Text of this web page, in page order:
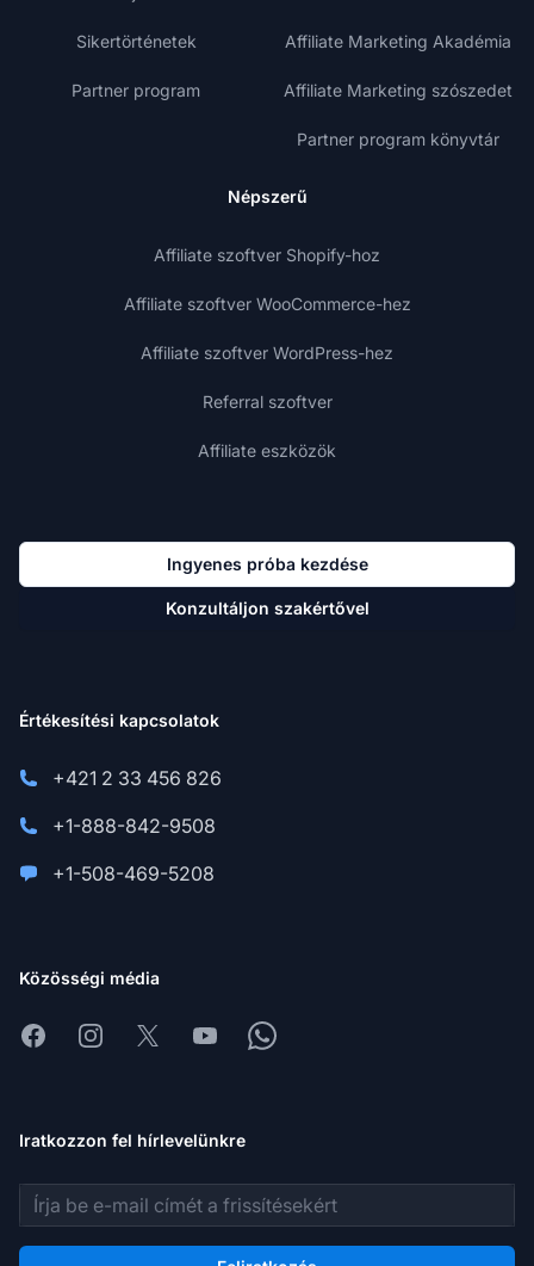
Sikertörténetek
Partner program
Affiliate Marketing Akadémia
Affiliate Marketing szószedet
Partner program könyvtár
Népszerű
Affiliate szoftver Shopify-hoz
Affiliate szoftver WooCommerce-hez
Affiliate szoftver WordPress-hez
Referral szoftver
Affiliate eszközök
Ingyenes próba kezdése
Konzultáljon szakértővel
Értékesítési kapcsolatok
+421 2 33 456 826
+1-888-842-9508
+1-508-469-5208
Közösségi média
FacebookInstagram
X YoutubeWhatsapp
Iratkozzon fel hírlevelünkre
E-mail cím